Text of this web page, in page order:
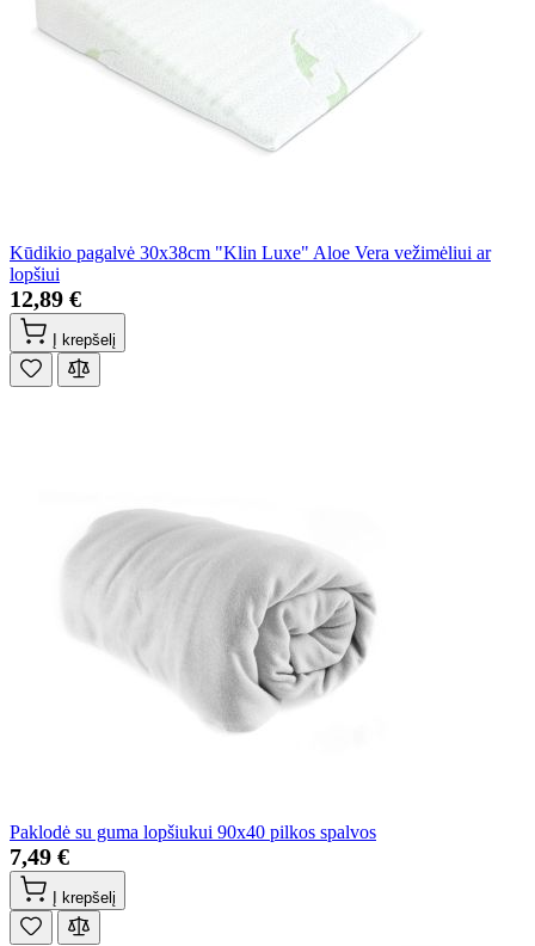
Kūdikio pagalvė 30x38cm "Klin Luxe" Aloe Vera vežimėliui ar
lopšiui
12,89 €
Į krepšelį
Paklodė su guma lopšiukui 90x40 pilkos spalvos
7,49 €
Į krepšelį